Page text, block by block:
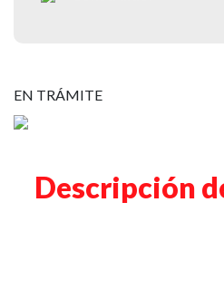
EN TRÁMITE
Descripción